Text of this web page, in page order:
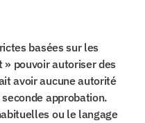
basées sur les
» pouvoir autoriser des
avoir aucune autorité
approbation.
ou le langage